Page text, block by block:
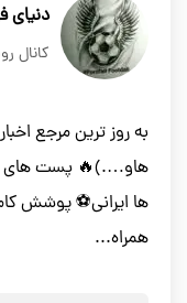
دنیای
کانال
به روز ترین مرجع
هاو….)🔥 پست های
ها ایرانی⚽ پوشش
همراه...